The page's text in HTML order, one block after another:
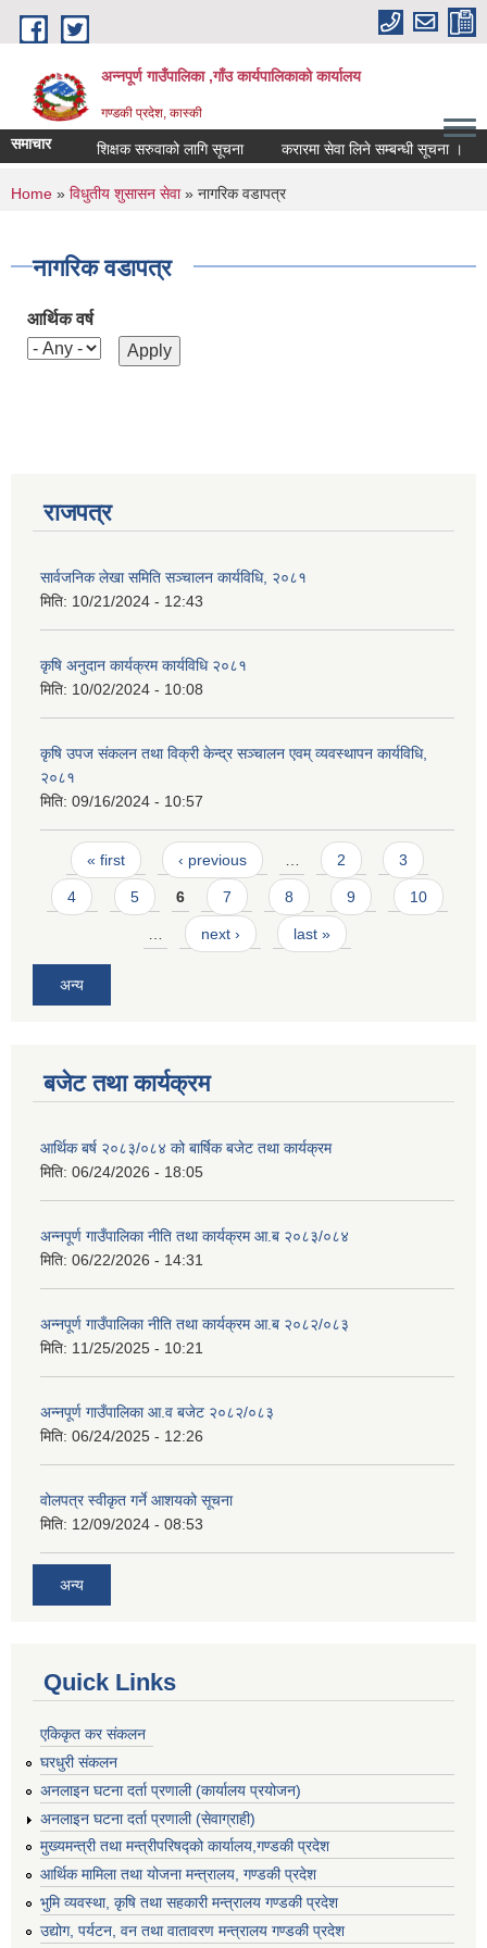
Skip to main content
अन्नपूर्ण गाउँपालिका ,गाँउ कार्यपालिकाको कार्यालय
गण्डकी प्रदेश, कास्की
समाचार शिक्षक सरुवाको लागि सूचना करारमा सेवा लिने सम्बन्धी सूचना ।
You are here
Home » विधुतीय शुसासन सेवा» नागरिक वडापत्र
नागरिक वडापत्र
आर्थिक वर्ष
राजपत्र
सार्वजनिक लेखा समिति सञ्चालन कार्यविधि, २०८१
मिति: 10/21/2024 - 12:43
कृषि अनुदान कार्यक्रम कार्यविधि २०८१
मिति: 10/02/2024 - 10:08
कृषि उपज संकलन तथा विक्री केन्द्र सञ्चालन एवम् व्यवस्थापन कार्यविधि,
२०८१
मिति: 09/16/2024 - 10:57
Pages
« first ‹ previous … 2 3
4 5 6 7 8 9 10
… next › last »
अन्य
बजेट तथा कार्यक्रम
आर्थिक बर्ष २०८३/०८४ को बार्षिक बजेट तथा कार्यक्रम
मिति: 06/24/2026 - 18:05
अन्नपूर्ण गाउँपालिका नीति तथा कार्यक्रम आ.ब २०८३/०८४
मिति: 06/22/2026 - 14:31
अन्नपूर्ण गाउँपालिका नीति तथा कार्यक्रम आ.ब २०८२/०८३
मिति: 11/25/2025 - 10:21
अन्नपूर्ण गाउँपालिका आ.व बजेट २०८२/०८३
मिति: 06/24/2025 - 12:26
वोलपत्र स्वीकृत गर्ने आशयको सूचना
मिति: 12/09/2024 - 08:53
अन्य
Quick Links
एकिकृत कर संकलन
घरधुरी संकलन
अनलाइन घटना दर्ता प्रणाली (कार्यालय प्रयोजन)
अनलाइन घटना दर्ता प्रणाली (सेवाग्राही)
मुख्यमन्त्री तथा मन्त्रीपरिषद्को कार्यालय,गण्डकी प्रदेश
आर्थिक मामिला तथा योजना मन्त्रालय, गण्डकी प्रदेश
भुमि व्यवस्था, कृषि तथा सहकारी मन्त्रालय गण्डकी प्रदेश
उद्योग, पर्यटन, वन तथा वातावरण मन्त्रालय गण्डकी प्रदेश